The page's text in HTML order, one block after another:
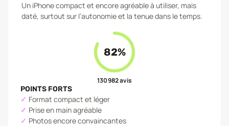
Un iPhone compact et encore agréable à utiliser, mais
daté, surtout sur l’autonomie et la tenue dans le temps.
82%
130 982avis
POINTS FORTS
Format compact et léger
Prise en main agréable
Photos encore convaincantes